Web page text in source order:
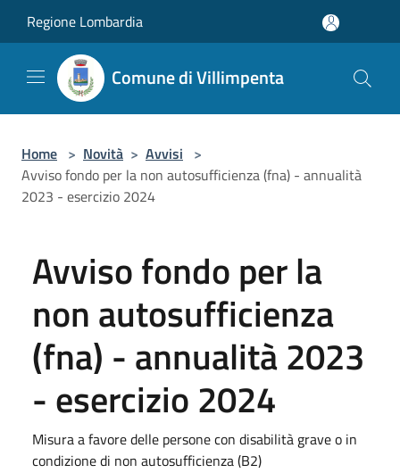
Regione Lombardia
Comune di Villimpenta
Home > Novità > Avvisi >
Avviso fondo per la non autosufficienza (fna) - annualità
2023 - esercizio 2024
Avviso fondo per la
non autosufficienza
(fna) - annualità 2023
- esercizio 2024
Misura a favore delle persone con disabilità grave o in
condizione di non autosufficienza (B2)